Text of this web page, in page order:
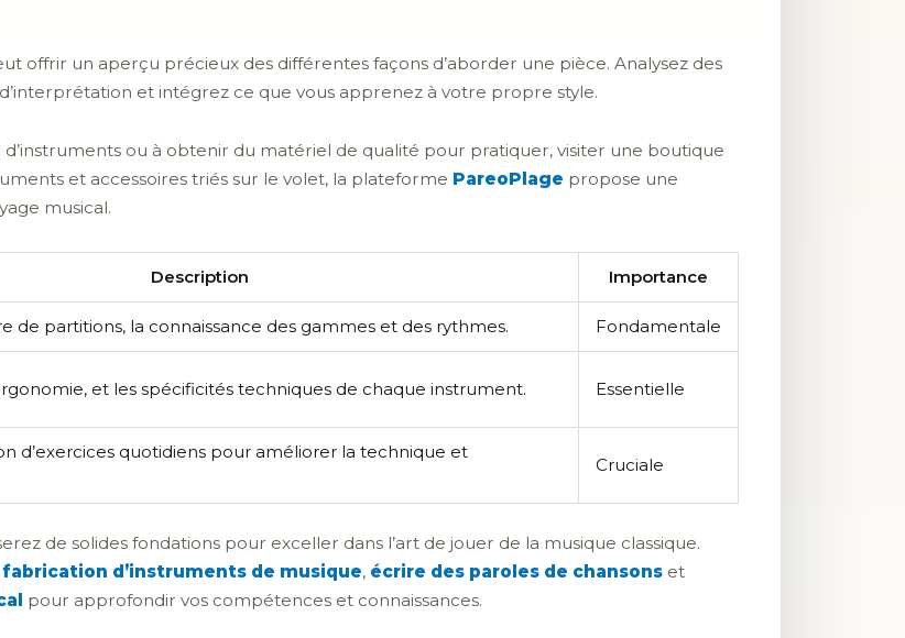
offrir un aperçu précieux des différentes façons d’aborder une pièce. Analysez des
et intégrez ce que vous apprenez à votre propre style.
ou à obtenir du matériel de qualité pour pratiquer, visiter une boutique
et accessoires triés sur le volet, la plateforme PareoPlage propose une
musical.
Description Importance
de partitions, la connaissance des gammes et des rythmes. Fondamentale
et les spécificités techniques de chaque instrument. Essentielle
d’exercices quotidiens pour améliorer la technique et
Cruciale
de solides fondations pour exceller dans l’art de jouer de la musique classique.
fabrication d’instruments de musique, écrire des paroles de chansons et
pour approfondir vos compétences et connaissances.